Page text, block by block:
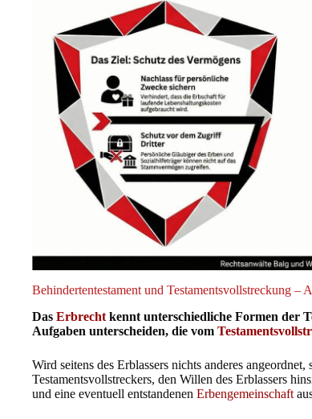
Behindertentestament und Testamentsvollstreckung –
Das Erbrecht kennt unterschiedliche Formen der
Aufgaben unterscheiden, die vom
Wird seitens des Erblassers nichts anderes
Testamentsvollstreckers, den Willen des Erblassers
und eine eventuell entstandenen Erbengemeinschaft